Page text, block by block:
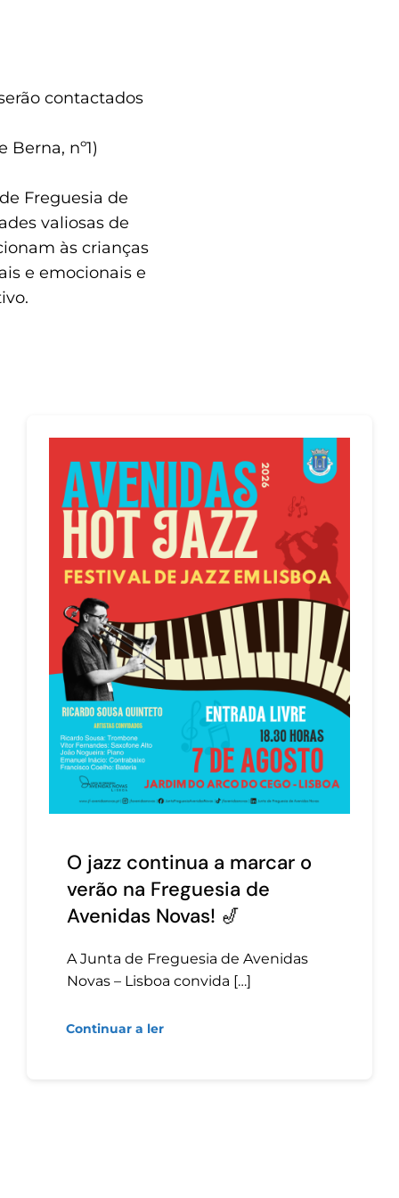
contactados
nº1)
Freguesia de
valiosas de
às crianças
e emocionais e
O jazz continua a marcar o
verão na Freguesia de
Avenidas Novas! 🎷
A Junta de Freguesia de Avenidas
Novas – Lisboa convida […]
Continuar a ler